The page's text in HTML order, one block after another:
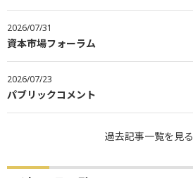
2026/07/31
資本市場フォーラム
2026/07/23
パブリックコメント
過去記事一覧を見る